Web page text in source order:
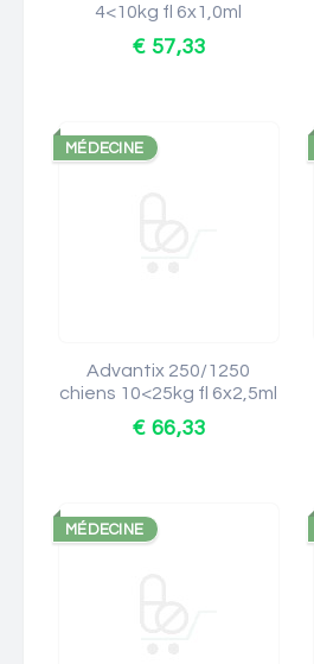
4<10kg fl 6x1,0ml
€ 57,33
MÉDECINE
Advantix 250/1250
chiens 10<25kg fl 6x2,5ml
€ 66,33
MÉDECINE